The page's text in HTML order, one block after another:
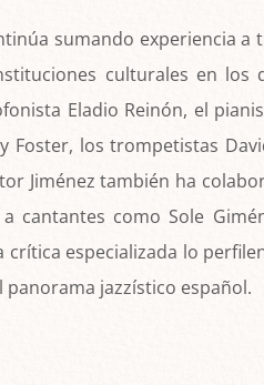
sumando experiencia
culturales en
Eladio Reinón, el
Foster, los trompetistas
Jiménez también ha
cantantes como Sole
especializada lo
jazzístico español.